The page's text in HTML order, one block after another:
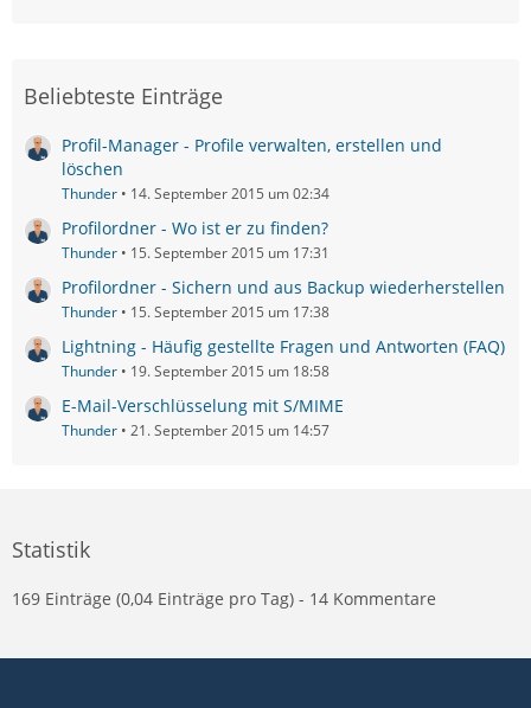
Beliebteste Einträge
Profil-Manager - Profile verwalten, erstellen und
löschen
Thunder 14. September 2015 um 02:34
Profilordner - Wo ist er zu finden?
Thunder 15. September 2015 um 17:31
Profilordner - Sichern und aus Backup wiederherstellen
Thunder 15. September 2015 um 17:38
Lightning - Häufig gestellte Fragen und Antworten (FAQ)
Thunder 19. September 2015 um 18:58
E-Mail-Verschlüsselung mit S/MIME
Thunder 21. September 2015 um 14:57
Statistik
169 Einträge (0,04 Einträge pro Tag) - 14 Kommentare